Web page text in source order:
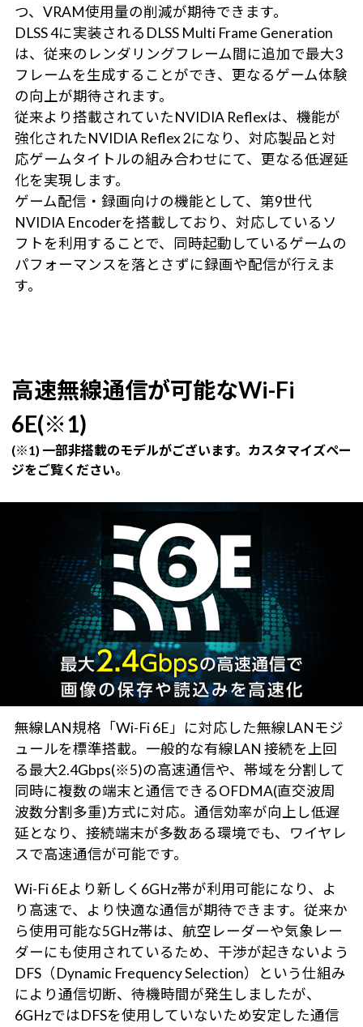
つ、VRAM使用量の削減が期待できます。
DLSS 4に実装されるDLSS Multi Frame Generation
は、従来のレンダリングフレーム間に追加で最大3
フレームを生成することができ、更なるゲーム体験
の向上が期待されます。
従来より搭載されていたNVIDIA Reflexは、機能が
強化されたNVIDIA Reflex 2になり、対応製品と対
応ゲームタイトルの組み合わせにて、更なる低遅延
化を実現します。
ゲーム配信・録画向けの機能として、第9世代
NVIDIA Encoderを搭載しており、対応しているソ
フトを利用することで、同時起動しているゲームの
パフォーマンスを落とさずに録画や配信が行えま
す。
高速無線通信が可能なWi-Fi
6E(※1)
(※1) 一部非搭載のモデルがございます。カスタマイズペー
ジをご覧ください。
無線LAN規格「Wi-Fi 6E」に対応した無線LANモジ
ュールを標準搭載。一般的な有線LAN 接続を上回
る最大2.4Gbps(※5)の高速通信や、帯域を分割して
同時に複数の端末と通信できるOFDMA(直交波周
波数分割多重)方式に対応。通信効率が向上し低遅
延となり、接続端末が多数ある環境でも、ワイヤレ
スで高速通信が可能です。
Wi-Fi 6Eより新しく6GHz帯が利用可能になり、よ
り高速で、より快適な通信が期待できます。従来か
ら使用可能な5GHz帯は、航空レーダーや気象レー
ダーにも使用されているため、干渉が起きないよう
DFS（Dynamic Frequency Selection）という仕組み
により通信切断、待機時間が発生しましたが、
6GHzではDFSを使用していないため安定した通信